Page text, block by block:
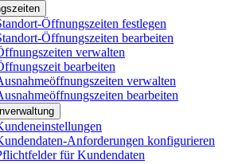
Öffnungszeiten festlegen
Öffnungszeiten bearbeiten
verwalten
bearbeiten
verwalten
bearbeiten
Anforderungen konfigurieren
für Kundendaten